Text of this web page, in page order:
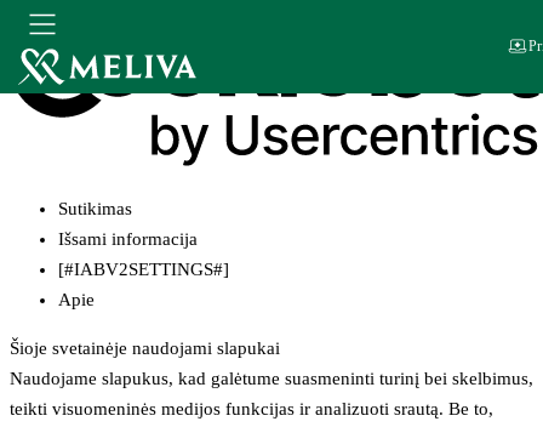
Sutikimas
Išsami informacija
[#IABV2SETTINGS#]
Apie
Šioje svetainėje naudojami slapukai
Naudojame slapukus, kad galėtume suasmeninti turinį bei skelbimus,
teikti visuomeninės medijos funkcijas ir analizuoti srautą. Be to,